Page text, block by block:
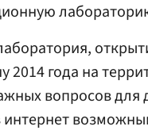
2014 года на
вопросов
интернет